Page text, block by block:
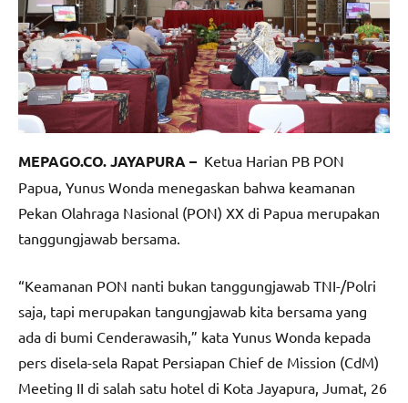
MEPAGO.CO. JAYAPURA – Ketua Harian PB PON
Papua, Yunus Wonda menegaskan bahwa keamanan
Pekan Olahraga Nasional (PON) XX di Papua merupakan
tanggungjawab bersama.
“Keamanan PON nanti bukan tanggungjawab TNI-/Polri
saja, tapi merupakan tangungjawab kita bersama yang
ada di bumi Cenderawasih,” kata Yunus Wonda kepada
pers disela-sela Rapat Persiapan Chief de Mission (CdM)
Meeting II di salah satu hotel di Kota Jayapura, Jumat, 26